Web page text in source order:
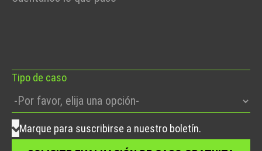
Tipo de caso
Marque para suscribirse a nuestro boletín.